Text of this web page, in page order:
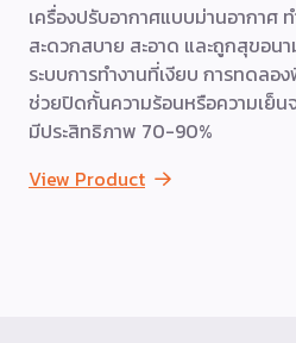
เครื่องปรับอากาศแบบม่านอากาศ
สะดวกสบาย สะอาด และถูกสุขอน
ระบบการทำงานที่เงียบ การทดลอ
ช่วยปิดกั้นความร้อนหรือความเย็น
มีประสิทธิภาพ 70-90%
View Product